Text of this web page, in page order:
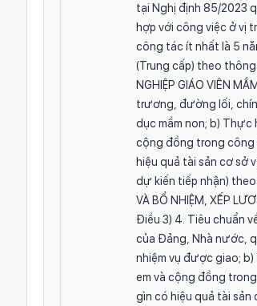
tại Nghị định 85/2023
hợp với công việc ở vị
công tác ít nhất là 5
(Trung cấp) theo thông
NGHIỆP GIÁO VIÊN
trương, đường lối,
dục mầm non; b) Thực
cộng đồng trong công
hiệu quả tài sản cơ sở
dự kiến tiếp nhận) theo
VÀ BỔ NHIỆM, XẾP
Điều 3) 4. Tiêu chuẩn
của Đảng, Nhà nước,
nhiệm vụ được giao;
em và cộng đồng
gìn có hiệu quả tài